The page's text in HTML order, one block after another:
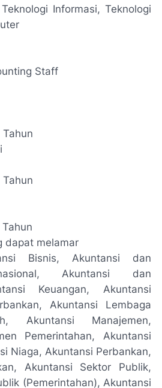
Informasi, Teknologi
Staff
dapat melamar
Bisnis, Akuntansi dan
Akuntansi dan
Keuangan, Akuntansi
Akuntansi Lembaga
Akuntansi Manajemen,
Pemerintahan, Akuntansi
Niaga, Akuntansi Perbankan,
Akuntansi Sektor Publik,
(Pemerintahan), Akuntansi